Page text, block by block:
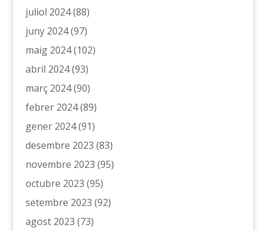
juliol 2024(88)
juny 2024(97)
maig 2024(102)
abril 2024(93)
març 2024(90)
febrer 2024(89)
gener 2024(91)
desembre 2023 (83)
novembre 2023 (95)
octubre 2023 (95)
setembre 2023 (92)
agost 2023 (73)